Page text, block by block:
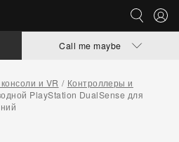
Call me maybe
и VR
Контроллеры и
PlayStation DualSense для